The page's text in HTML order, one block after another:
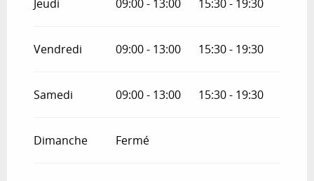
Jeudi 09:00 - 13:00 15:30 - 19:30
Vendredi 09:00 - 13:00 15:30 - 19:30
Samedi 09:00 - 13:00 15:30 - 19:30
Dimanche Fermé